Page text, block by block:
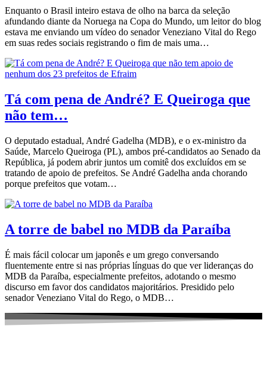
Enquanto o Brasil inteiro estava de olho na barca da seleção
afundando diante da Noruega na Copa do Mundo, um leitor do blog
estava me enviando um vídeo do senador Veneziano Vital do Rego
em suas redes sociais registrando o fim de mais uma…
Tá com pena de André? E Queiroga que
não tem…
O deputado estadual, André Gadelha (MDB), e o ex-ministro da
Saúde, Marcelo Queiroga (PL), ambos pré-candidatos ao Senado da
República, já podem abrir juntos um comitê dos excluídos em se
tratando de apoio de prefeitos. Se André Gadelha anda chorando
porque prefeitos que votam…
A torre de babel no MDB da Paraíba
É mais fácil colocar um japonês e um grego conversando
fluentemente entre si nas próprias línguas do que ver lideranças do
MDB da Paraíba, especialmente prefeitos, adotando o mesmo
discurso em favor dos candidatos majoritários. Presidido pelo
senador Veneziano Vital do Rego, o MDB…